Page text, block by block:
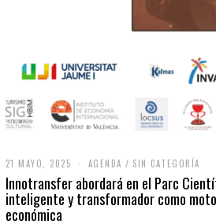
21 MAYO, 2025
M
A
Y
AGENDA / SIN CATEGORÍA
Innotransfer abordará en el Parc
inteligente y transformador como
económica